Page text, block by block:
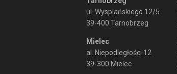
ul. Wyspiańskiego 12/5
39-400 Tarnobrzeg
Mielec
al. Niepodległości 12
39-300 Mielec